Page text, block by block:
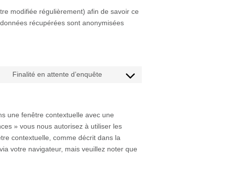
modifiée régulièrement) afin de savoir ce
récupérées sont anonymisées
Finalité en attente d’enquête
Consent
divers
une fenêtre contextuelle avec une
» vous nous autorisez à utiliser les
contextuelle, comme décrit dans la
votre navigateur, mais veuillez noter que